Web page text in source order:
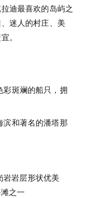
迪最喜欢的岛屿之
迷人的村庄、美
。
彩斑斓的船只，拥
滨和著名的潘塔那
岩岩层形状优美
之一